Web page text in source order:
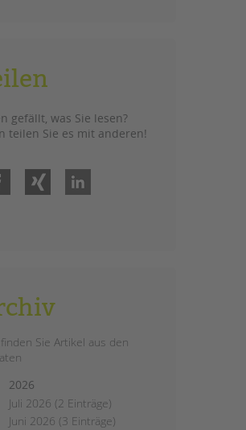
gefällt, was Sie lesen?
teilen Sie es mit anderen!
Facebook
Sie Artikel aus den
2026
Juli 2026 (2 Einträge)
Juni 2026 (3 Einträge)